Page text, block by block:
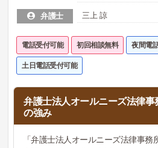
弁護士 三上 諒
電話受付可能 初回相談無料 夜間電
土日電話受付可能
弁護士法人オールニーズ法律
の強み
「弁護士法人オールニーズ法律事